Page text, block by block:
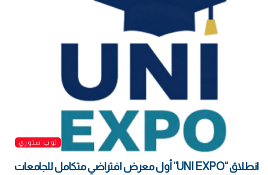
توب ستوري
انطلاق “UNI EXPO” أول معرض افتراضي متكامل للجامعات